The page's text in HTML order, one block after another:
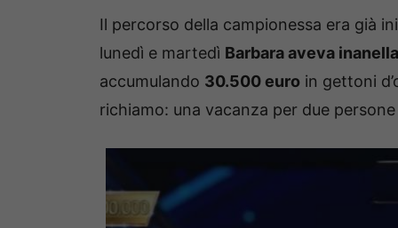
Il percorso della campionessa era già
lunedì e martedì Barbara aveva
accumulando 30.500 euro in gettoni
richiamo: una vacanza per due